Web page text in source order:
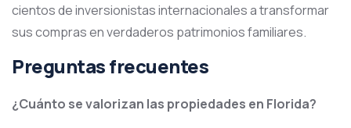
cientos de inversionistas internacionales a transformar
sus compras en verdaderos patrimonios familiares.
Preguntas frecuentes
¿Cuánto se valorizan las propiedades en Florida?